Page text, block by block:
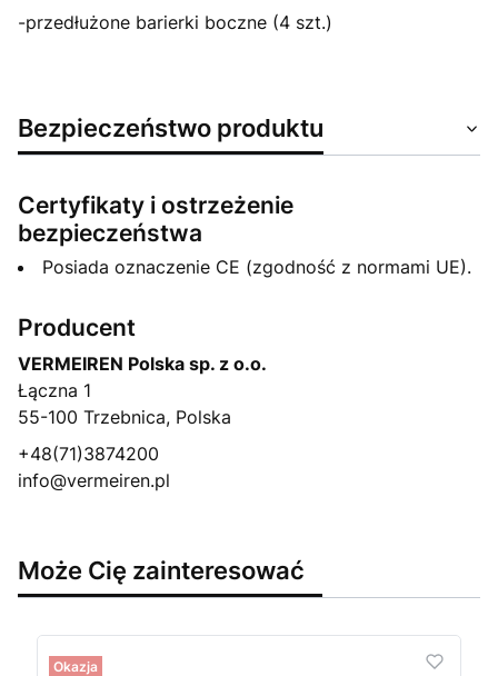
-przedłużone barierki boczne (4 szt.)
Bezpieczeństwo produktu
Certyfikaty i ostrzeżenie
bezpieczeństwa
Posiada oznaczenie CE (zgodność z normami UE).
Producent
VERMEIREN Polska sp. z o.o.
Łączna 1
55-100 Trzebnica, Polska
+48(71)3874200
info@vermeiren.pl
Może Cię zainteresować
Okazja